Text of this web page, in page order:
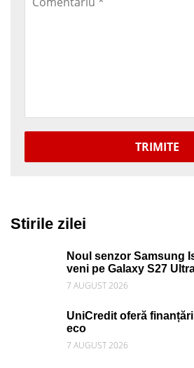
TRIMITE
Stirile zilei
Noul senzor Samsung
veni pe Galaxy S27
7 AUGUST 2026
UniCredit oferă
eco
7 AUGUST 2026